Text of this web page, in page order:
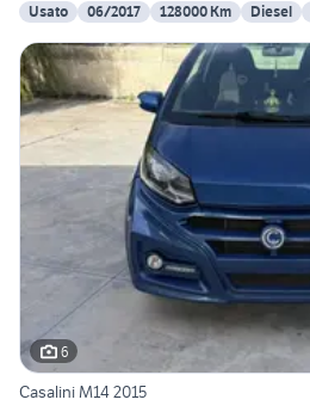
Usato
06/2017 128000 Km Diesel
6
Casalini M14 2015